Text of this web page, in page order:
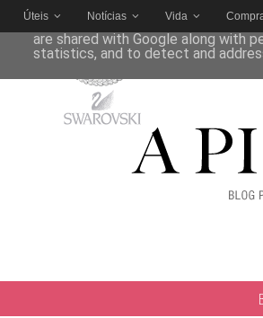
Úteis Notícias Vida
This site uses cookies from Google
are shared with Google along with
statistics, and to detect and